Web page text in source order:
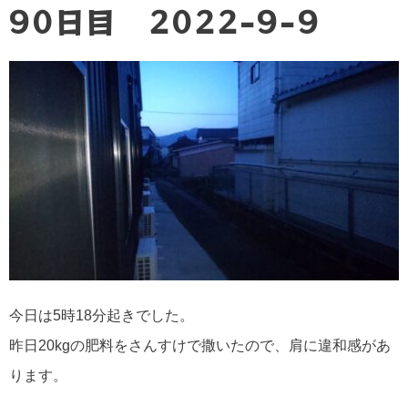
90日目 2022-9-9
今日は5時18分起きでした。⁡
⁡昨日20kgの肥料をさんすけで撒いたので、肩に違和感があ
ります。⁡